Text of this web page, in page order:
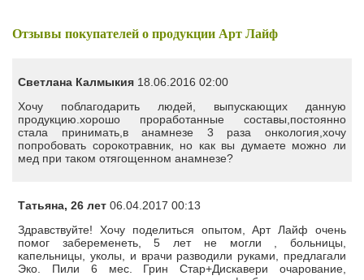
Отзывы покупателей о продукции Арт Лайф
Светлана Калмыкия 18.06.2016 02:00
Хочу поблагодарить людей, выпускающих данную
продукцию.хорошо проработанные составы,постоянно
стала принимать,в анамнезе 3 раза онкология,хочу
попробовать сорокотравник, но как вы думаете можно ли
мед при таком отягощенном анамнезе?
Татьяна, 26 лет 06.04.2017 00:13
Здравствуйте! Хочу поделиться опытом, Арт Лайф очень
помог забеременеть, 5 лет не могли , больницы,
капельницы, уколы, и врачи разводили руками, предлагали
Эко. Пили 6 мес. Грин Стар+Дискавери очарование,